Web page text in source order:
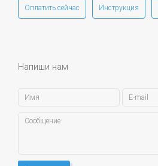
Оплатить сейчас Инструкция
Напиши нам